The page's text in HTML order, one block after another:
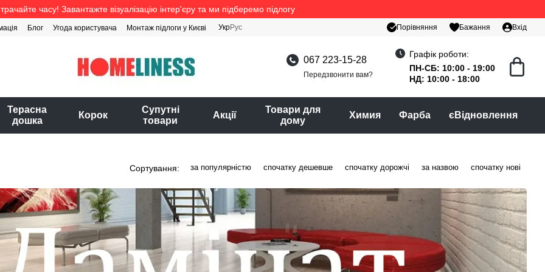
часу! Завантажте візуалізацію інтер'єру та ми підберемо підлогу
Блог Угода користувача Монтаж підлоги у Києві УкрРус Порівняння Бажання Вхід
067 223-15-28
Передзвонити вам?
Графік роботи:
ПН-СБ: 10:00 - 19:00
НД: 10:00 - 18:00
Терасна
дошка
Корок
Супутні
товари
Акції
Товари для
дому
Химия Фарба єВідновлення
Сортування: за популярністю спочатку дешевше спочатку дорожчі за назвою спочатку нові